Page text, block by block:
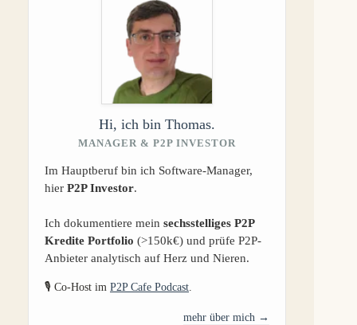
Hi, ich bin Thomas.
MANAGER & P2P INVESTOR
Im Hauptberuf bin ich Software-Manager,
hier P2P Investor.
Ich dokumentiere mein sechsstelliges P2P
Kredite Portfolio (>150k€) und prüfe P2P-
Anbieter analytisch auf Herz und Nieren.
🎙️ Co-Host im P2P Cafe Podcast.
mehr über mich →